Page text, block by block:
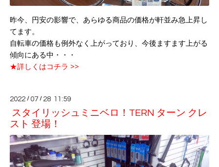
昨今、円安の影響で、あらゆる商品の価格が軒並み急上昇し
てます。
自転車の価格も例外なく上がっており、今後ますます上がる
傾向にある中・・・
★詳しくはコチラ >>
2022 /07 / 28 11:59
スタイリッシュミニベロ！TERN ターン クレ
スト 登場！